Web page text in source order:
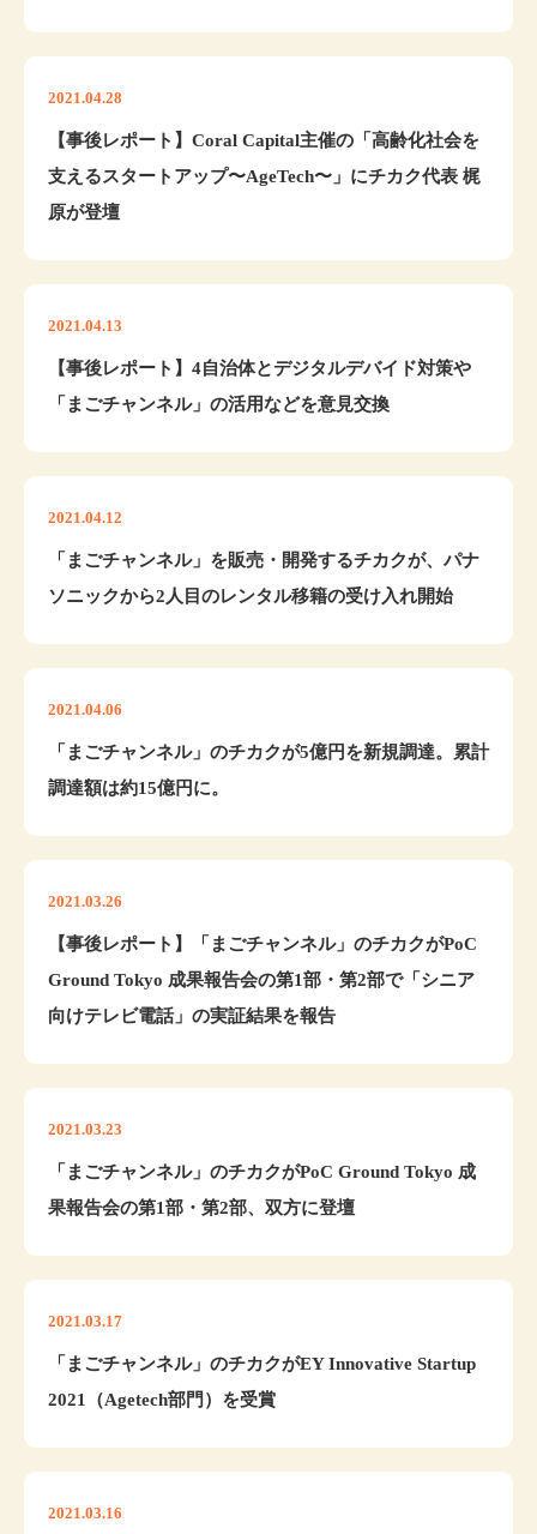
2021.04.28
​【事後レポート】Coral Capital主催の「高齢化社会を
支えるスタートアップ〜AgeTech〜」にチカク代表 梶
原が登壇
2021.04.13
【事後レポート】4自治体とデジタルデバイド対策や
「まごチャンネル」の活用などを意見交換
2021.04.12
「まごチャンネル」を販売・開発するチカクが、パナ
ソニックから2人目のレンタル移籍の受け入れ開始
2021.04.06
「まごチャンネル」のチカクが5億円を新規調達。累計
調達額は約15億円に。
2021.03.26
【事後レポート】「まごチャンネル」のチカクがPoC
Ground Tokyo 成果報告会の第1部・第2部で「シニア
向けテレビ電話」の実証結果を報告
2021.03.23
「まごチャンネル」のチカクがPoC Ground Tokyo 成
果報告会の第1部・第2部、双方に登壇
2021.03.17
「まごチャンネル」のチカクがEY Innovative Startup
2021（Agetech部門）を受賞
2021.03.16